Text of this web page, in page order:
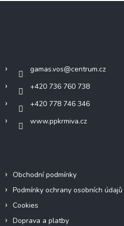
gamas.vos@centrum.cz
+420 736 760 738
+420 778 746 346
www.ppkrmiva.cz
Obchodní podmínky
Podmínky ochrany osobních údajů
Cookies
Doprava a platby